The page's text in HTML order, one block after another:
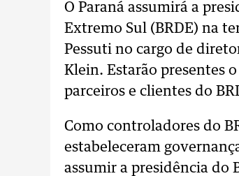
O Paraná assumirá a
Extremo Sul (BRDE) na
Pessuti no cargo de
Klein. Estarão presentes
parceiros e clientes do
Como controladores do
estabeleceram
assumir a presidência do